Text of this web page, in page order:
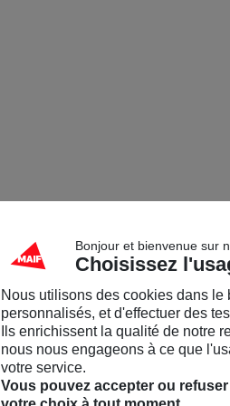
Bonjour et bienvenue sur
Choisissez
Nous utilisons des cookies dans
personnalisés, et d'effectuer des
Ils enrichissent la qualité de notre
nous nous engageons à ce que
votre service.
Vous pouvez accepter ou